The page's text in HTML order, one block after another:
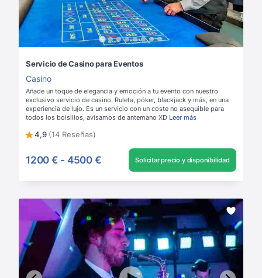
Servicio de Casino para Eventos
Casino
Añade un toque de elegancia y emoción a tu evento con nuestro
exclusivo servicio de casino. Ruleta, póker, blackjack y más, en una
experiencia de lujo. Es un servicio con un coste no asequible para
todos los bolsillos, avisamos de antemano XD Leer más
4,9 (14 Reseñas)
1200 € - 4500 € Solicitar precio y disponibilidad